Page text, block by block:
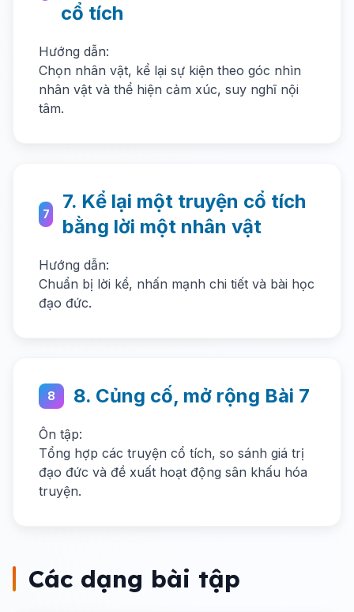
cổ tích
Hướng dẫn:
Chọn nhân vật, kể lại sự kiện theo góc nhìn
nhân vật và thể hiện cảm xúc, suy nghĩ nội
tâm.
7
7. Kể lại một truyện cổ tích
bằng lời một nhân vật
Hướng dẫn:
Chuẩn bị lời kể, nhấn mạnh chi tiết và bài học
đạo đức.
8 8. Củng cố, mở rộng Bài 7
Ôn tập:
Tổng hợp các truyện cổ tích, so sánh giá trị
đạo đức và đề xuất hoạt động sân khấu hóa
truyện.
Các dạng bài tập